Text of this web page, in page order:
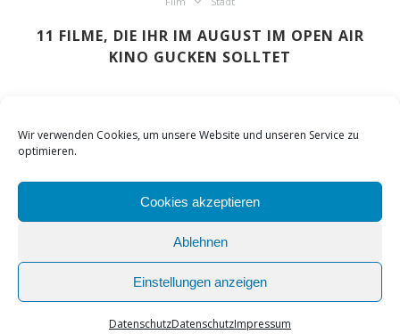
Wir verwenden Cookies, um unsere Website und unseren Service zu
optimieren.
Cookies akzeptieren
Ablehnen
Einstellungen anzeigen
DatenschutzDatenschutzImpressum
11 FILME, DIE IHR IM AUGUST IM OPEN AIR
KINO GUCKEN SOLLTET
Home Kontakt Datenschutz Impressum
BACK TO TOP